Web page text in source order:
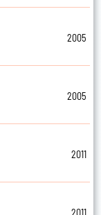
2005
2005
2011
2011